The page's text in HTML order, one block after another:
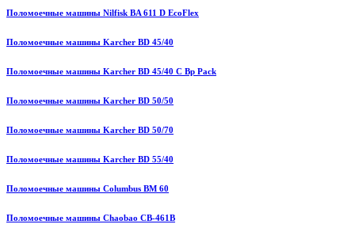
Поломоечные машины Nilfisk BA 611 D EcoFlex
Поломоечные машины Karcher BD 45/40
Поломоечные машины Karcher BD 45/40 C Bp Pack
Поломоечные машины Karcher BD 50/50
Поломоечные машины Karcher BD 50/70
Поломоечные машины Karcher BD 55/40
Поломоечные машины Columbus BM 60
Поломоечные машины Chaobao CB-461B